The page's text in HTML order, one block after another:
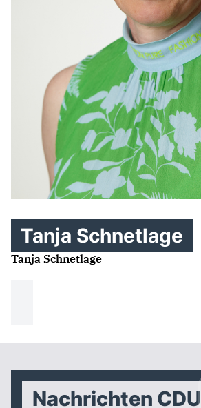
Tanja Schnetlage
Tanja Schnetlage
Nachrichten CDU